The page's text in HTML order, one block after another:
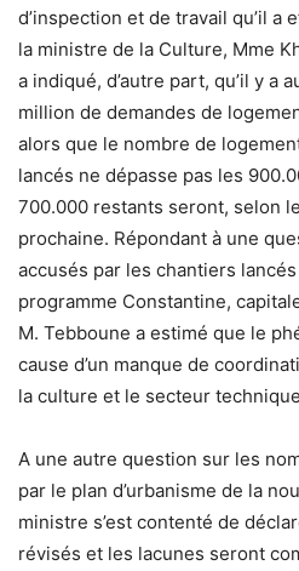
d’inspection et de travail qu’il a
la ministre de la Culture, Mme
a indiqué, d’autre part, qu’il y a
million de demandes de
alors que le nombre de
lancés ne dépasse pas les
700.000 restants seront, selon
prochaine. Répondant à une
accusés par les chantiers
programme Constantine,
M. Tebboune a estimé que le
cause d’un manque de
la culture et le secteur
A une autre question sur les
par le plan d’urbanisme de la
ministre s’est contenté de
révisés et les lacunes seront